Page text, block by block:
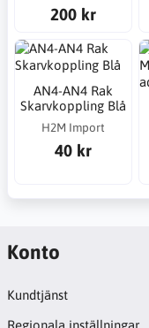
200 kr
AN4-AN4 Rak
Skarvkoppling Blå
H2M Import
40 kr
Konto
Kundtjänst
Regionala inställningar